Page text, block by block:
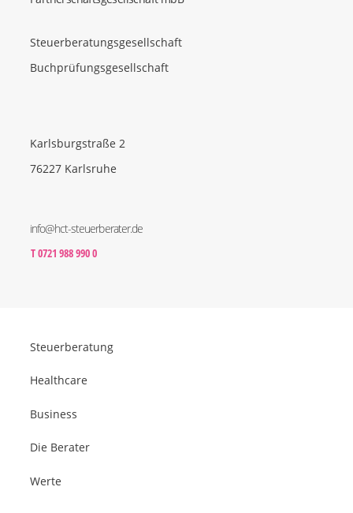
Steuerberatungsgesellschaft
Buchprüfungsgesellschaft
Karlsburgstraße 2
76227 Karlsruhe
info@hct-steuerberater.de
T 0721 988 990 0
Steuerberatung
Healthcare
Business
Die Berater
Werte